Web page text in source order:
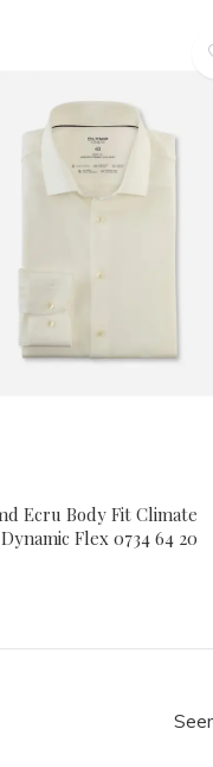
Ecru Body Fit Climate
Flex 0734 64 20